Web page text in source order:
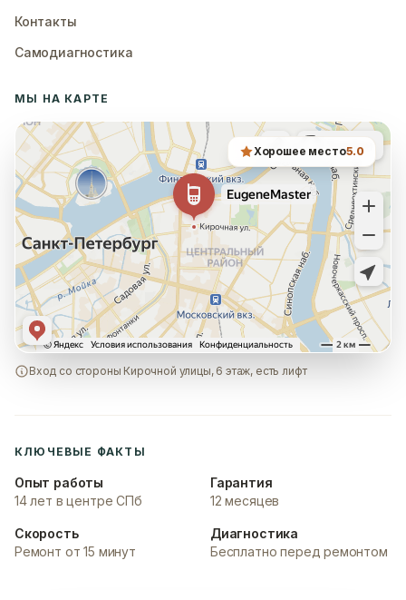
Контакты
Самодиагностика
МЫ НА КАРТЕ
Хорошее место5.0
Вход со стороны Кирочной улицы, 6 этаж, есть лифт
КЛЮЧЕВЫЕ ФАКТЫ
Опыт работы
14 лет в центре СПб
Гарантия
12 месяцев
Скорость
Ремонт от 15 минут
Диагностика
Бесплатно перед ремонтом